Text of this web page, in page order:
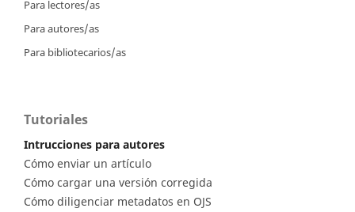
Para lectores/as
Para autores/as
Para bibliotecarios/as
Tutoriales
Intrucciones para autores
Cómo enviar un artículo
Cómo cargar una versión corregida
Cómo diligenciar metadatos en OJS